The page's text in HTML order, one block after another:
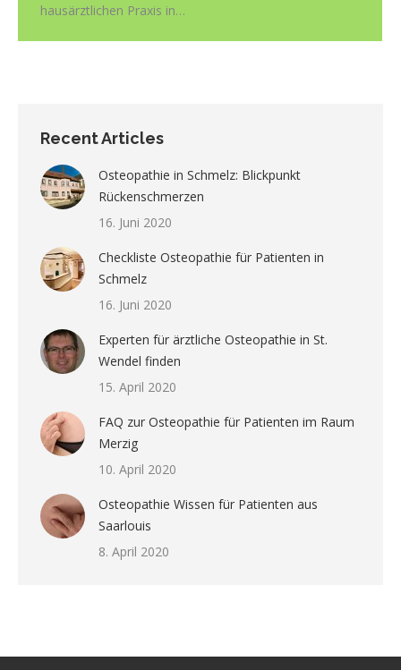
hausärztlichen Praxis in…
Recent Articles
Osteopathie in Schmelz: Blickpunkt
Rückenschmerzen
16. Juni 2020
Checkliste Osteopathie für Patienten in
Schmelz
16. Juni 2020
Experten für ärztliche Osteopathie in St.
Wendel finden
15. April 2020
FAQ zur Osteopathie für Patienten im Raum
Merzig
10. April 2020
Osteopathie Wissen für Patienten aus
Saarlouis
8. April 2020